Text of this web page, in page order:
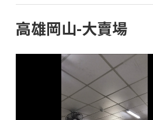
高雄岡山-大賣場